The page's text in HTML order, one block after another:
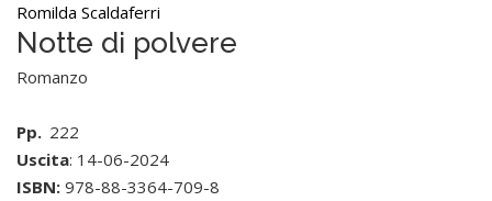
Romilda Scaldaferri
Notte di polvere
Romanzo
Pp. 222
Uscita: 14-06-2024
ISBN: 978-88-3364-709-8